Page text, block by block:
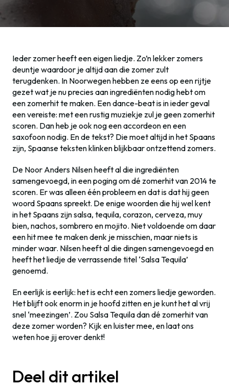
Ieder zomer heeft een eigen liedje. Zo’n lekker zomers
deuntje waardoor je altijd aan die zomer zult
terugdenken. In Noorwegen hebben ze eens op een rijtje
gezet wat je nu precies aan ingrediënten nodig hebt om
een zomerhit te maken. Een dance-beat is in ieder geval
een vereiste: met een rustig muziekje zul je geen zomerhit
scoren. Dan heb je ook nog een accordeon en een
saxofoon nodig. En de tekst? Die moet altijd in het Spaans
zijn, Spaanse teksten klinken blijkbaar ontzettend zomers.
De Noor Anders Nilsen heeft al die ingrediënten
samengevoegd, in een poging om dé zomerhit van 2014 te
scoren. Er was alleen één probleem en dat is dat hij geen
woord Spaans spreekt. De enige woorden die hij wel kent
in het Spaans zijn salsa, tequila, corazon, cerveza, muy
bien, nachos, sombrero en mojito. Niet voldoende om daar
een hit mee te maken denk je misschien, maar niets is
minder waar. Nilsen heeft al die dingen samengevoegd en
heeft het liedje de verrassende titel ‘Salsa Tequila’
genoemd.
En eerlijk is eerlijk: het is echt een zomers liedje geworden.
Het blijft ook enorm in je hoofd zitten en je kunt het al vrij
snel ‘meezingen’. Zou Salsa Tequila dan dé zomerhit van
deze zomer worden? Kijk en luister mee, en laat ons
weten hoe jij erover denkt!
Deel dit artikel